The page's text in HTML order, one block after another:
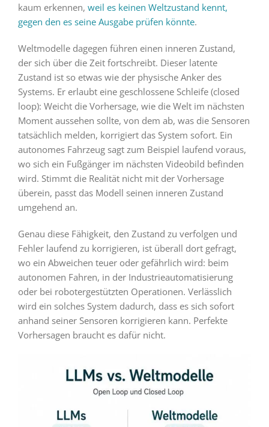
kaum erkennen, weil es keinen Weltzustand kennt,
gegen den es seine Ausgabe prüfen könnte.
Weltmodelle dagegen führen einen inneren Zustand,
der sich über die Zeit fortschreibt. Dieser latente
Zustand ist so etwas wie der physische Anker des
Systems. Er erlaubt eine geschlossene Schleife (closed
loop): Weicht die Vorhersage, wie die Welt im nächsten
Moment aussehen sollte, von dem ab, was die Sensoren
tatsächlich melden, korrigiert das System sofort. Ein
autonomes Fahrzeug sagt zum Beispiel laufend voraus,
wo sich ein Fußgänger im nächsten Videobild befinden
wird. Stimmt die Realität nicht mit der Vorhersage
überein, passt das Modell seinen inneren Zustand
umgehend an.
Genau diese Fähigkeit, den Zustand zu verfolgen und
Fehler laufend zu korrigieren, ist überall dort gefragt,
wo ein Abweichen teuer oder gefährlich wird: beim
autonomen Fahren, in der Industrieautomatisierung
oder bei robotergestützten Operationen. Verlässlich
wird ein solches System dadurch, dass es sich sofort
anhand seiner Sensoren korrigieren kann. Perfekte
Vorhersagen braucht es dafür nicht.